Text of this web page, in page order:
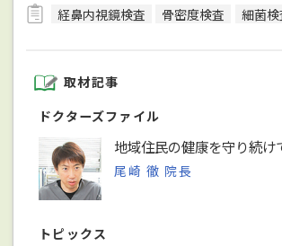
経鼻内視鏡検査
骨密度検査 細菌検
取材記事
ドクターズファイル
地域住民の健康を守り続け
尾崎 徹 院長
トピックス